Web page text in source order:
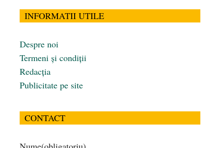
INFORMATII UTILE
Despre noi
Termeni și condiții
Redacția
Publicitate pe site
CONTACT